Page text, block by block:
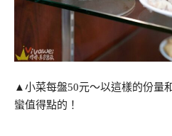
▲小菜每盤50元～以這樣的份量
蠻值得點的！